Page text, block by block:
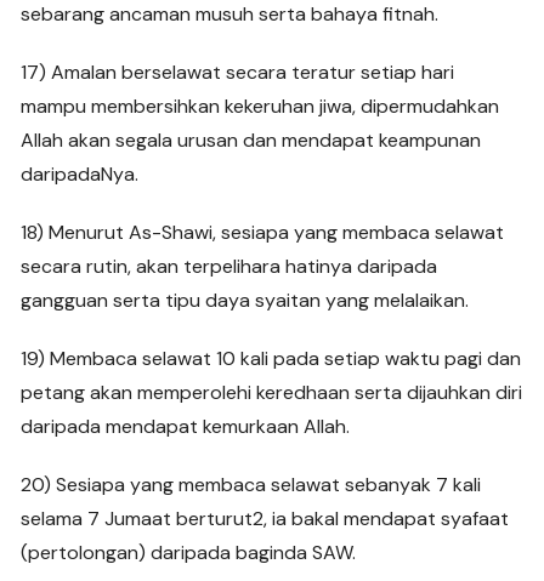
sebarang ancaman musuh serta bahaya fitnah.
17) Amalan berselawat secara teratur setiap hari
mampu membersihkan kekeruhan jiwa, dipermudahkan
Allah akan segala urusan dan mendapat keampunan
daripadaNya.
18) Menurut As-Shawi, sesiapa yang membaca selawat
secara rutin, akan terpelihara hatinya daripada
gangguan serta tipu daya syaitan yang melalaikan.
19) Membaca selawat 10 kali pada setiap waktu pagi dan
petang akan memperolehi keredhaan serta dijauhkan diri
daripada mendapat kemurkaan Allah.
20) Sesiapa yang membaca selawat sebanyak 7 kali
selama 7 Jumaat berturut2, ia bakal mendapat syafaat
(pertolongan) daripada baginda SAW.